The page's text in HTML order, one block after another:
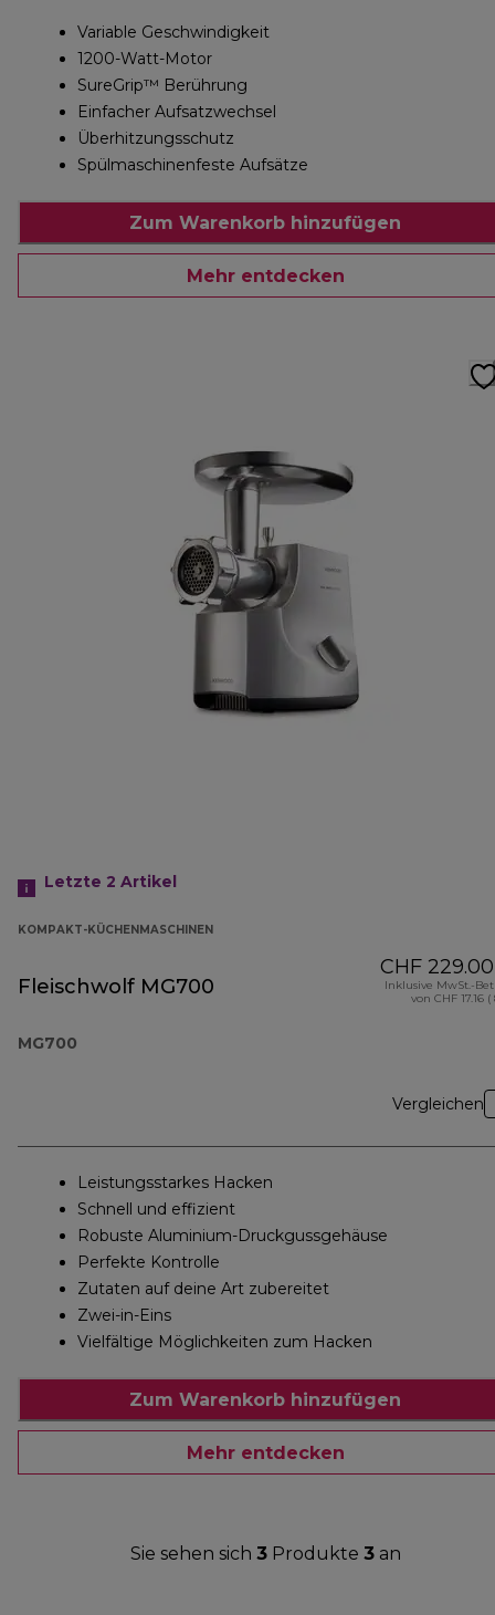
Variable Geschwindigkeit
1200-Watt-Motor
SureGrip™ Berührung
Einfacher Aufsatzwechsel
Überhitzungsschutz
Spülmaschinenfeste Aufsätze
Zum Warenkorb hinzufügen
Mehr entdecken
Letzte 2 Artikel
KOMPAKT-KÜCHENMASCHINEN
Fleischwolf MG700
MG700
CHF 229.00
Inklusive MwSt.-
von CHF 17.16 (
Vergleichen
Leistungsstarkes Hacken
Schnell und effizient
Robuste Aluminium-Druckgussgehäuse
Perfekte Kontrolle
Zutaten auf deine Art zubereitet
Zwei-in-Eins
Vielfältige Möglichkeiten zum Hacken
Zum Warenkorb hinzufügen
Mehr entdecken
Sie sehen sich 3Produkte 3an